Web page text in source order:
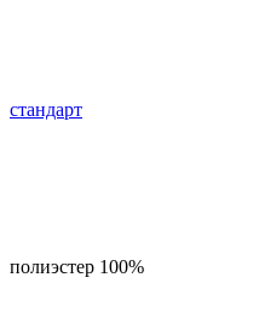
стандарт
полиэстер 100%